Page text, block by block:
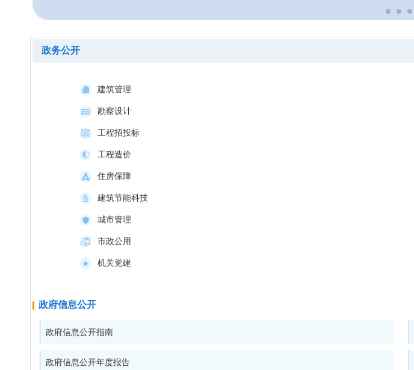
政务公开
建筑管理
勘察设计
工程招投标
工程造价
住房保障
建筑节能科技
城市管理
市政公用
机关党建
政府信息公开
政府信息公开指南
政府信息公开年度报告